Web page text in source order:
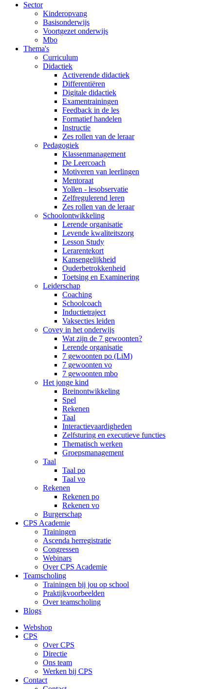
Sector
Kinderopvang
Basisonderwijs
Voortgezet onderwijs
Mbo
Thema's
Curriculum
Didactiek
Activerende didactiek
Differentiëren
Digitale didactiek
Examentrainingen
Feedback in de les
Formatief handelen
Instructie
Zes rollen van de leraar
Pedagogiek
Klassenmanagement
De Leercoach
Motiveren van leerlingen
Mentoraat
Yollen - lesobservatie
Zelfregulerend leren
Zes rollen van de leraar
Schoolontwikkeling
Lerende organisatie
Levende kwaliteitszorg
Lesson Study
Lerarentekort
Kansengelijkheid
Ouderbetrokkenheid
Toetsing en Examinering
Leiderschap
Coaching
Schoolcoach
Inductietraject
Vaksecties leiden
Covey in het onderwijs
Wat zijn de 7 gewoonten?
Lerende organisatie
7 gewoonten po (LiM)
7 gewoonten vo
7 gewoonten mbo
Het jonge kind
Breinontwikkeling
Spel
Rekenen
Taal
Interactievaardigheden
Zelfsturing en executieve functies
Thematisch werken
Groepsmanagement
Taal
Taal po
Taal vo
Rekenen
Rekenen po
Rekenen vo
Burgerschap
CPS Academie
Trainingen
Ascenda herregistratie
Congressen
Webinars
Over CPS Academie
Teamscholing
Trainingen bij jou op school
Praktijkvoorbeelden
Over teamscholing
Blogs
Webshop
CPS
Over CPS
Directie
Ons team
Werken bij CPS
Contact